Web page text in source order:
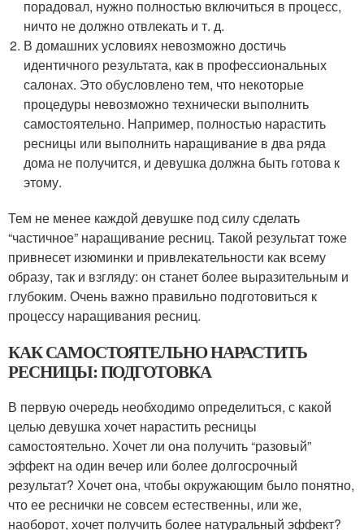
порадовал, нужно полностью включиться в процесс,
ничто не должно отвлекать и т. д.
В домашних условиях невозможно достичь
идентичного результата, как в профессиональных
салонах. Это обусловлено тем, что некоторые
процедуры невозможно технически выполнить
самостоятельно. Например, полностью нарастить
ресницы или выполнить наращивание в два ряда
дома не получится, и девушка должна быть готова к
этому.
Тем не менее каждой девушке под силу сделать
“частичное” наращивание ресниц. Такой результат тоже
привнесет изюминки и привлекательности как всему
образу, так и взгляду: он станет более выразительным и
глубоким. Очень важно правильно подготовиться к
процессу наращивания ресниц.
КАК САМОСТОЯТЕЛЬНО НАРАСТИТЬ
РЕСНИЦЫ: ПОДГОТОВКА
В первую очередь необходимо определиться, с какой
целью девушка хочет нарастить ресницы
самостоятельно. Хочет ли она получить “разовый”
эффект на один вечер или более долгосрочный
результат? Хочет она, чтобы окружающим было понятно,
что ее реснички не совсем естественны, или же,
наоборот, хочет получить более натуральный эффект?